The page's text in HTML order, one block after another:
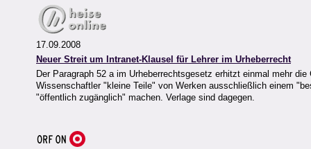
17.09.2008
Neuer Streit um Intranet-Klausel für Lehrer im Urheberrecht
Der Paragraph 52 a im Urheberrechtsgesetz erhitzt einmal mehr
Wissenschaftler "kleine Teile" von Werken ausschließlich einem
"öffentlich zugänglich" machen. Verlage sind dagegen.